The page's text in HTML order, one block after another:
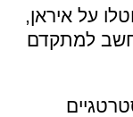
על איראן,
למתקדם